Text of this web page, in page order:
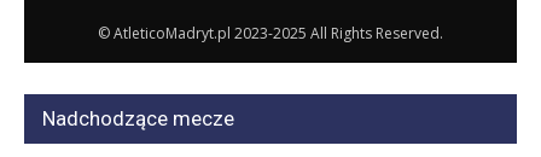
© AtleticoMadryt.pl 2023-2025 All Rights Reserved.
Nadchodzące mecze